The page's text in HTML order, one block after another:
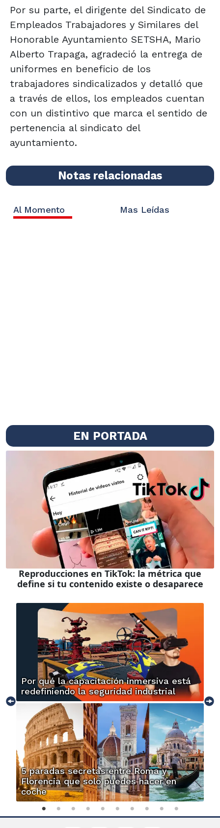
Por su parte, el dirigente del Sindicato de
Empleados Trabajadores y Similares del
Honorable Ayuntamiento SETSHA, Mario
Alberto Trapaga, agradeció la entrega de
uniformes en beneficio de los
trabajadores sindicalizados y detalló que
a través de ellos, los empleados cuentan
con un distintivo que marca el sentido de
pertenencia al sindicato del
ayuntamiento.
Notas relacionadas
Al Momento Mas Leídas
EN PORTADA
Reproducciones en TikTok: la métrica que
define si tu contenido existe o desaparece
Por qué la capacitación inmersiva está
redefiniendo la seguridad industrial
5 paradas secretas entre Roma y
Florencia que solo puedes hacer en
coche